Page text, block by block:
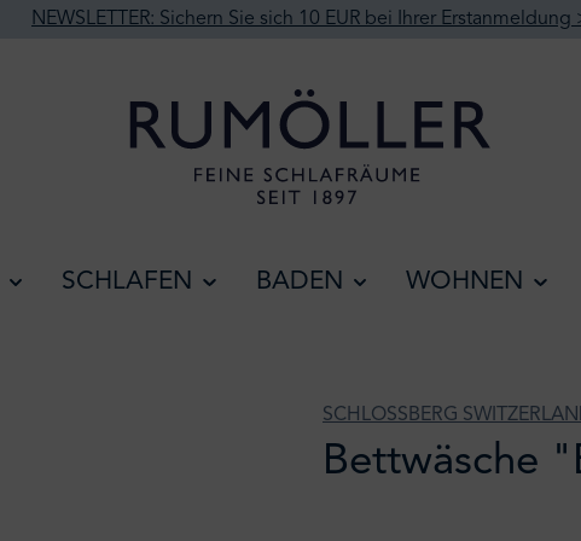
NEWSLETTER: Sichern Sie sich 10 EUR bei Ihrer Erstanmeldung
SCHLAFEN BADEN WOHNEN
SCHLOSSBERG
Bettwäsche